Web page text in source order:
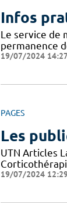
Infos
Le service de
permanence
19/07/2024 14:27
PAGES
Les
UTN Articles
19/07/2024